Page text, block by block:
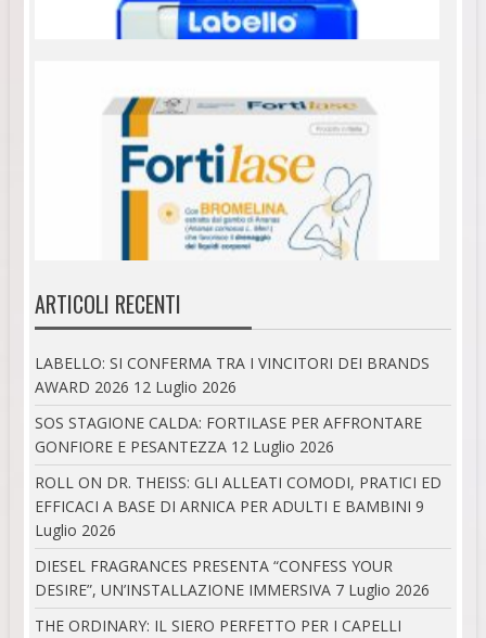
ARTICOLI RECENTI
LABELLO: SI CONFERMA TRA I VINCITORI DEI BRANDS
AWARD 2026 12 Luglio 2026
SOS STAGIONE CALDA: FORTILASE PER AFFRONTARE
GONFIORE E PESANTEZZA 12 Luglio 2026
ROLL ON DR. THEISS: GLI ALLEATI COMODI, PRATICI ED
EFFICACI A BASE DI ARNICA PER ADULTI E BAMBINI 9
Luglio 2026
DIESEL FRAGRANCES PRESENTA “CONFESS YOUR
DESIRE”, UN’INSTALLAZIONE IMMERSIVA 7 Luglio 2026
THE ORDINARY: IL SIERO PERFETTO PER I CAPELLI